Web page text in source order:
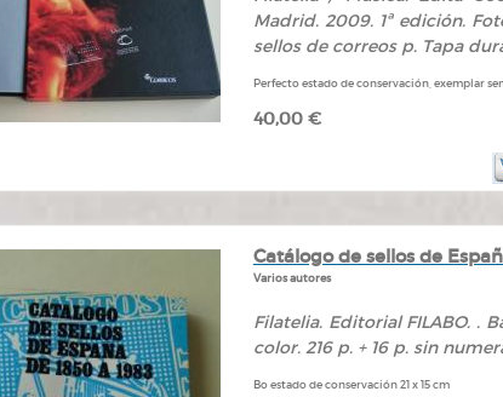
Madrid. 2009. 1ª edición.
sellos de correos p. Tapa
Perfecto estado de conservación, exemplar
40,00 €
Catálogo de sellos de
Varios autores
Filatelia. Editorial FILABO. .
color. 216 p. + 16 p. sin
Bo estado de conservación 21 x 15 cm